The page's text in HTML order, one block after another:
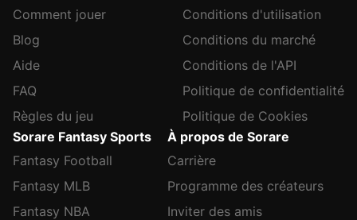
Comment jouer
Blog
Aide
FAQ
Règles du jeu
Conditions d'utilisation
Conditions du marché
Conditions de l'API
Politique de confidentialité
Politique de Cookies
Sorare Fantasy Sports
Fantasy Football
Fantasy MLB
Fantasy NBA
À propos de Sorare
Carrière
Programme des créateurs
Inviter des amis